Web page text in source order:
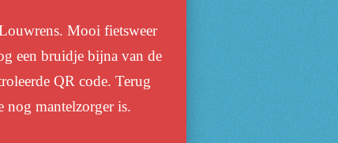
Mooi fietsweer
een bruidje bijna van de
QR code. Terug
mantelzorger is.